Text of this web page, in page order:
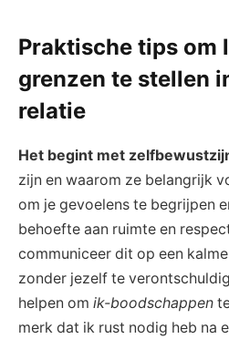
Praktische tips om
grenzen te stellen
relatie
Het begint met
zijn en waarom ze belangrijk
om je gevoelens te begrijpen
behoefte aan ruimte en
communiceer dit op een
zonder jezelf te
helpen om ik-boodschappen
merk dat ik rust nodig heb na